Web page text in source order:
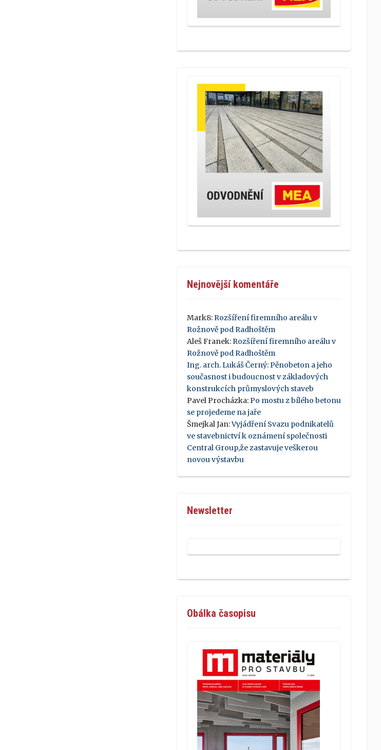
Nejnovější komentáře
Mark8:Rozšíření firemního areálu v
Rožnově pod Radhoštěm
Aleš Franek:Rozšíření firemního areálu v
Rožnově pod Radhoštěm
Ing. arch. Lukáš Černý:Pěnobeton a jeho
současnost i budoucnost v základových
konstrukcích průmyslových staveb
Pavel Procházka:Po mostu z bílého betonu
se projedeme na jaře
Šmejkal Jan:Vyjádření Svazu podnikatelů
ve stavebnictví k oznámení společnosti
Central Group,že zastavuje veškerou
novou výstavbu
Newsletter
Obálka časopisu